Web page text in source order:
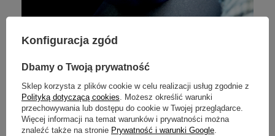
Domowe sposoby na usunięcie zapachu i
Konfiguracja zgód
Dbamy o Twoją prywatność
Sklep korzysta z plików cookie w celu realizacji usług zgodnie z
Polityką dotyczącą cookies. Możesz określić warunki
przechowywania lub dostępu do cookie w Twojej przeglądarce.
Więcej informacji na temat warunków i prywatności można
znaleźć także na stronie Prywatność i warunki Google.